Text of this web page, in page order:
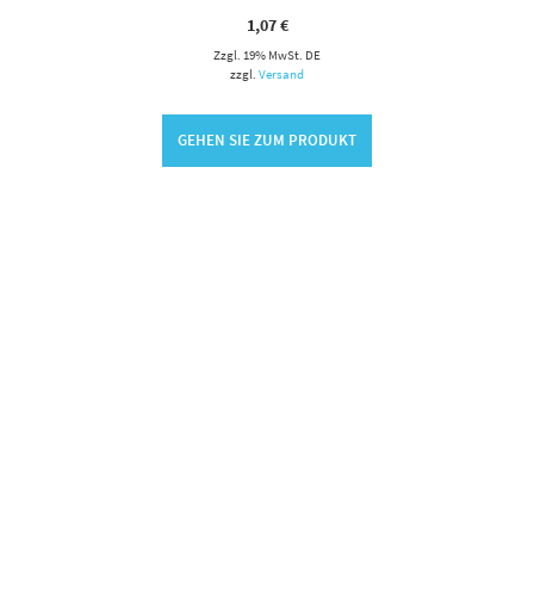
1,07€
Zzgl. 19% MwSt. DE
zzgl.Versand
GEHEN SIE ZUM PRODUKT